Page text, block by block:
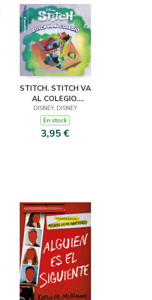
STITCH. STITCH VA
AL COLEGIO.
PEQUECUENTOS
DISNEY, DISNEY
En stock
3,95 €